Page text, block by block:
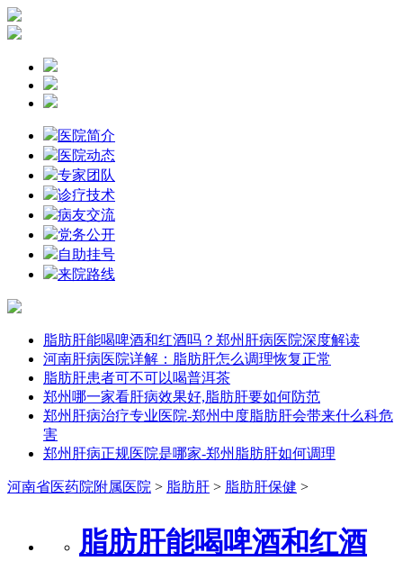
医院简介
医院动态
专家团队
诊疗技术
病友交流
党务公开
自助挂号
来院路线
脂肪肝能喝啤酒和红酒吗？郑州肝病医院深度解读
河南肝病医院详解：脂肪肝怎么调理恢复正常
脂肪肝患者可不可以喝普洱茶
郑州哪一家看肝病效果好,脂肪肝要如何防范
郑州肝病治疗专业医院-郑州中度脂肪肝会带来什么科危
害
郑州肝病正规医院是哪家-郑州脂肪肝如何调理
河南省医药院附属医院 > 脂肪肝 > 脂肪肝保健 >
脂肪肝能喝啤酒和红酒